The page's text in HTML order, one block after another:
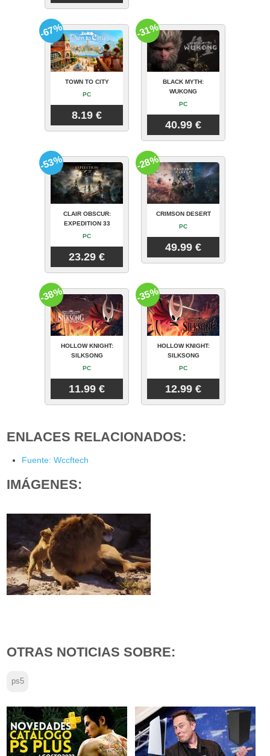
TOWN TO CITY
PC
8.19 €
-67%
BLACK MYTH:
WUKONG
PC
40.99 €
-31%
CLAIR OBSCUR:
EXPEDITION 33
PC
23.29 €
-53%
CRIMSON DESERT
PC
49.99 €
-28%
HOLLOW KNIGHT:
SILKSONG
PC
11.99 €
-38%
HOLLOW KNIGHT:
SILKSONG
PC
12.99 €
-35%
ENLACES RELACIONADOS:
Fuente: Wccftech
IMÁGENES:
OTRAS NOTICIAS SOBRE:
ps5